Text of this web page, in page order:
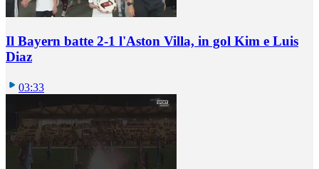
Il Bayern batte 2-1 l'Aston Villa, in gol Kim e Luis
Diaz
03:33